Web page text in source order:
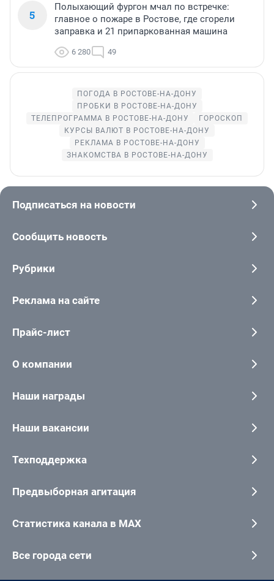
5
Полыхающий фургон мчал по встречке:
главное о пожаре в Ростове, где сгорели
заправка и 21 припаркованная машина
6 280 49
ПОГОДА В РОСТОВЕ-НА-ДОНУ
ПРОБКИ В РОСТОВЕ-НА-ДОНУ
ТЕЛЕПРОГРАММА В РОСТОВЕ-НА-ДОНУ
ГОРОСКОП
КУРСЫ ВАЛЮТ В РОСТОВЕ-НА-ДОНУ
РЕКЛАМА В РОСТОВЕ-НА-ДОНУ
ЗНАКОМСТВА В РОСТОВЕ-НА-ДОНУ
Подписаться на новости
Сообщить новость
Рубрики
Реклама на сайте
Прайс-лист
О компании
Наши награды
Наши вакансии
Техподдержка
Предвыборная агитация
Статистика канала в MAX
Все города сети